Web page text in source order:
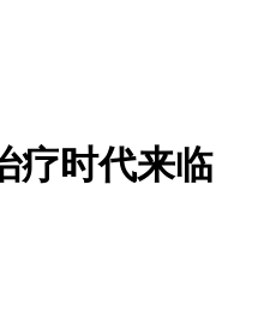
疗时代来临